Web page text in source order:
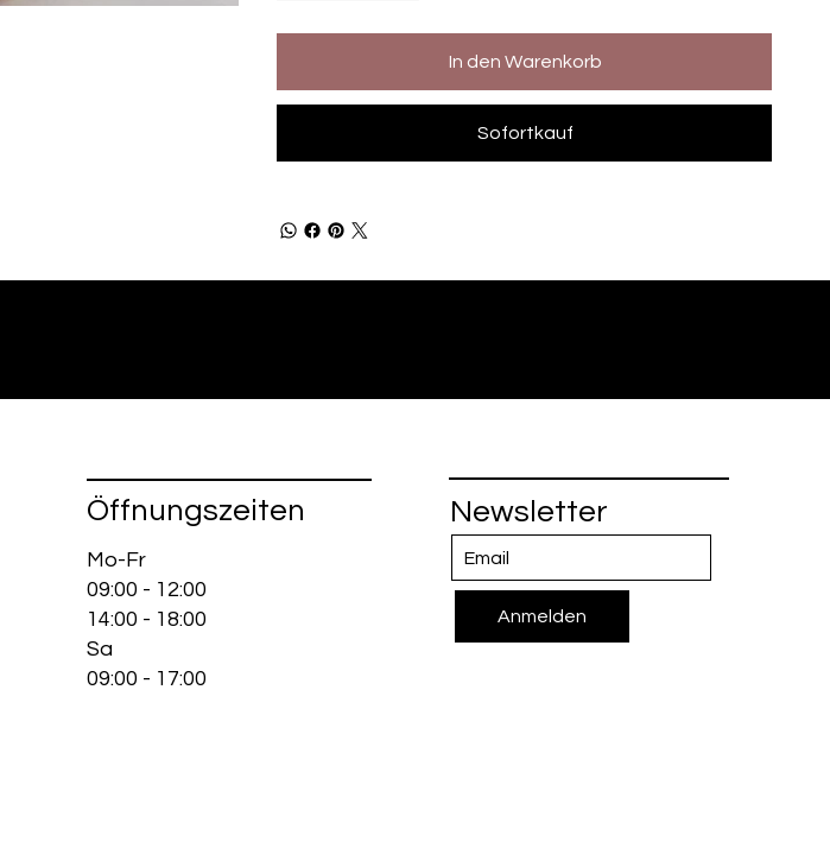
In den Warenkorb
Sofortkauf
Öffnungszeiten
Mo-Fr
09:00 - 12:00
14:00 - 18:00
Sa
09:00 - 17:00
Newsletter
Anmelden